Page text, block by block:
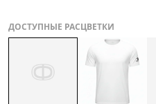
ДОСТУПНЫЕ РАСЦВЕТКИ